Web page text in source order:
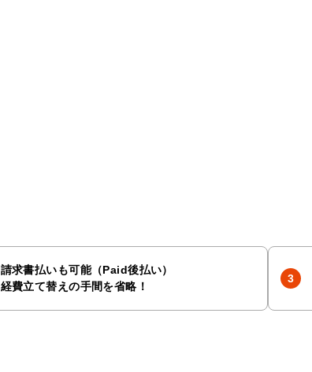
請求書払いも可能（Paid後払い）
経費立て替えの手間を省略！